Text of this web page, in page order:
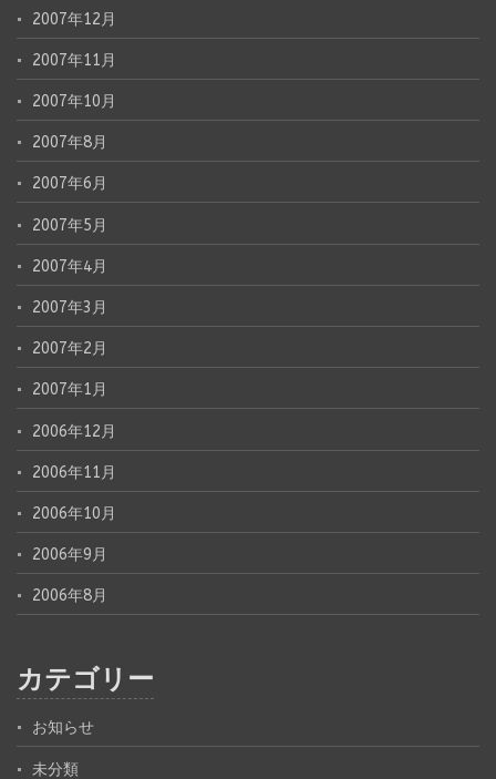
2007年12月
2007年11月
2007年10月
2007年8月
2007年6月
2007年5月
2007年4月
2007年3月
2007年2月
2007年1月
2006年12月
2006年11月
2006年10月
2006年9月
2006年8月
カテゴリー
お知らせ
未分類